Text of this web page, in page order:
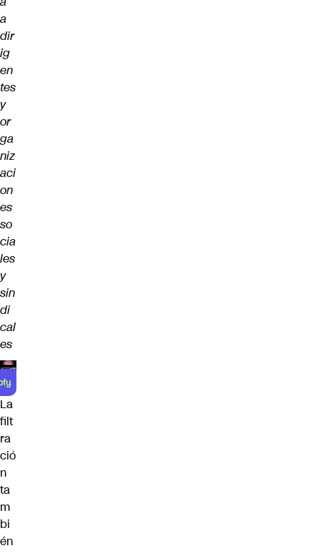
a
dir
ig
en
tes
y
or
ga
niz
aci
on
es
so
cia
les
y
sin
di
cal
es
La
filt
ra
ció
n
ta
m
bi
én